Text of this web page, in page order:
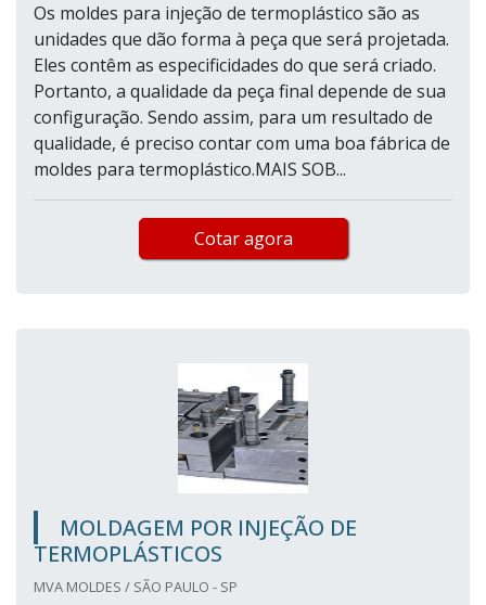
Os moldes para injeção de termoplástico são as
unidades que dão forma à peça que será projetada.
Eles contêm as especificidades do que será criado.
Portanto, a qualidade da peça final depende de sua
configuração. Sendo assim, para um resultado de
qualidade, é preciso contar com uma boa fábrica de
moldes para termoplástico.MAIS SOB...
Cotar agora
MOLDAGEM POR INJEÇÃO DE
TERMOPLÁSTICOS
MVA MOLDES / SÃO PAULO - SP